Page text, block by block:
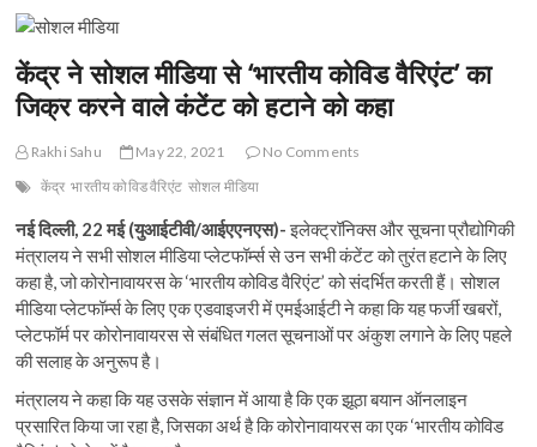
t
केंद्र ने सोशल मीडिया से ‘भारतीय कोविड वैरिएंट’ का
जिक्र करने वाले कंटेंट को हटाने को कहा
Rakhi Sahu May 22, 2021
No Comments
केंद्र भारतीय कोविड वैरिएंट सोशल मीडिया
नई दिल्ली, 22 मई (युआईटीवी/आईएएनएस)-इलेक्ट्रॉनिक्स और सूचना प्रौद्योगिकी
मंत्रालय ने सभी सोशल मीडिया प्लेटफॉर्म्स से उन सभी कंटेंट को तुरंत हटाने के लिए
कहा है, जो कोरोनावायरस के ‘भारतीय कोविड वैरिएंट’ को संदर्भित करती हैं। सोशल
मीडिया प्लेटफॉर्म्स के लिए एक एडवाइजरी में एमईआईटी ने कहा कि यह फर्जी खबरों,
प्लेटफॉर्म पर कोरोनावायरस से संबंधित गलत सूचनाओं पर अंकुश लगाने के लिए पहले
की सलाह के अनुरूप है।
मंत्रालय ने कहा कि यह उसके संज्ञान में आया है कि एक झूठा बयान ऑनलाइन
प्रसारित किया जा रहा है, जिसका अर्थ है कि कोरोनावायरस का एक ‘भारतीय कोविड